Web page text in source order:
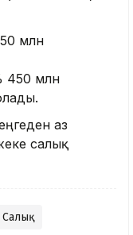
млн
450 млн
аз
салық
Салық